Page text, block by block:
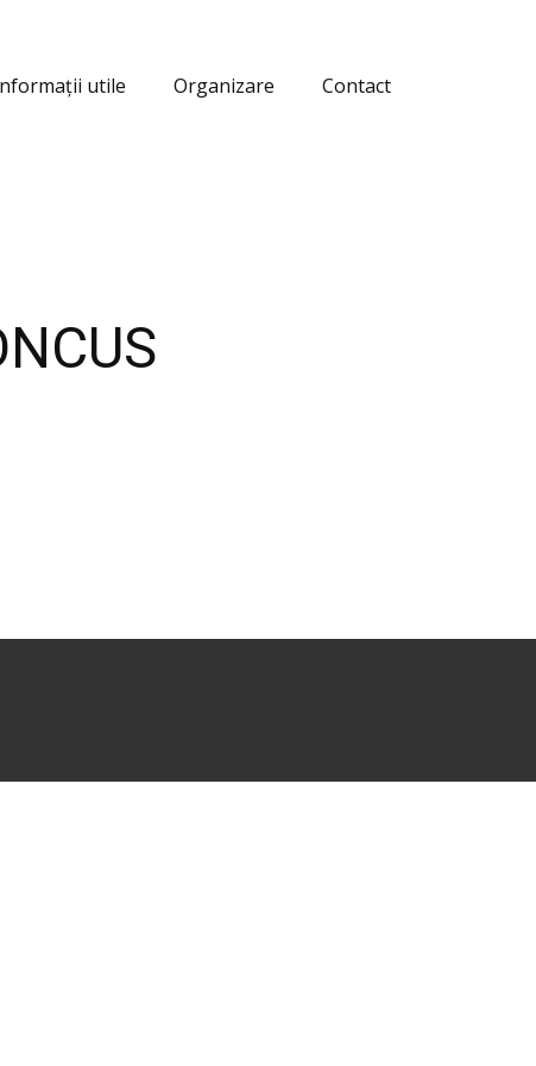
utile Organizare Contact